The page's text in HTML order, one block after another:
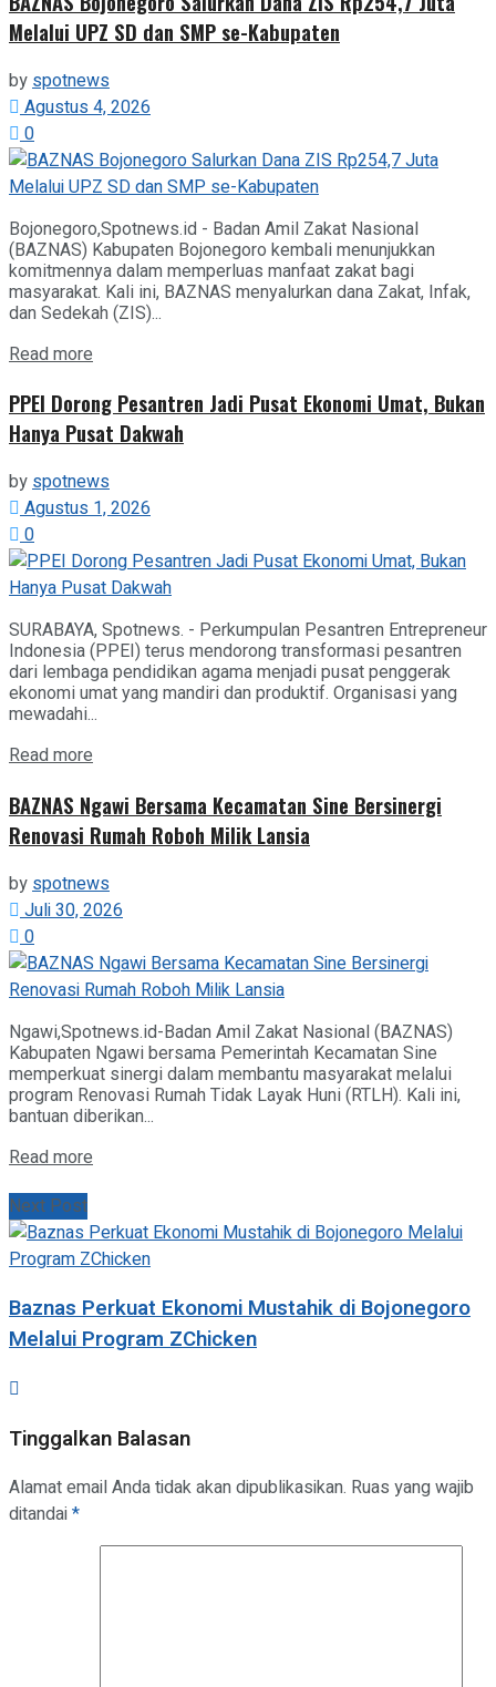
Melalui UPZ SD dan SMP se-Kabupaten
by spotnews
Agustus 4, 2026
0
Bojonegoro,Spotnews.id - Badan Amil Zakat Nasional
(BAZNAS) Kabupaten Bojonegoro kembali menunjukkan
komitmennya dalam memperluas manfaat zakat bagi
masyarakat. Kali ini, BAZNAS menyalurkan dana Zakat, Infak,
dan Sedekah (ZIS)...
Read more
PPEI Dorong Pesantren Jadi Pusat Ekonomi Umat, Bukan
Hanya Pusat Dakwah
byspotnews
Agustus 1, 2026
0
SURABAYA, Spotnews. - Perkumpulan Pesantren Entrepreneur
Indonesia (PPEI) terus mendorong transformasi pesantren
dari lembaga pendidikan agama menjadi pusat penggerak
ekonomi umat yang mandiri dan produktif. Organisasi yang
mewadahi...
Read more
BAZNAS Ngawi Bersama Kecamatan Sine Bersinergi
Renovasi Rumah Roboh Milik Lansia
by spotnews
Juli 30, 2026
0
Ngawi,Spotnews.id-Badan Amil Zakat Nasional (BAZNAS)
Kabupaten Ngawi bersama Pemerintah Kecamatan Sine
memperkuat sinergi dalam membantu masyarakat melalui
program Renovasi Rumah Tidak Layak Huni (RTLH). Kali ini,
bantuan diberikan...
Read more
Next Post
Baznas Perkuat Ekonomi Mustahik di Bojonegoro
Melalui Program ZChicken
Tinggalkan Balasan
Alamat email Anda tidak akan dipublikasikan. Ruas yang wajib
ditandai*